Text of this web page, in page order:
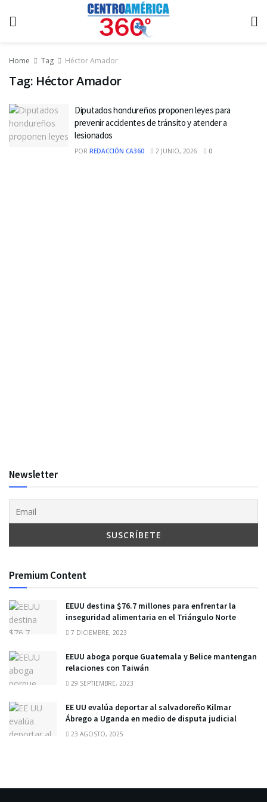
Home Tag Héctor Amador
Tag: Héctor Amador
Diputados hondureños proponen leyes para
prevenir accidentes de tránsito y atender a
lesionados
POR REDACCIÓN CA360 2 JUNIO, 2026 0
Newsletter
Premium Content
EEUU destina $76.7 millones para enfrentar la
inseguridad alimentaria en el Triángulo Norte
7 DICIEMBRE, 2023
EEUU aboga porque Guatemala y Belice mantengan
relaciones con Taiwán
29 SEPTIEMBRE, 2023
EE UU evalúa deportar al salvadoreño Kilmar
Ábrego a Uganda en medio de disputa judicial
23 AGOSTO, 2025